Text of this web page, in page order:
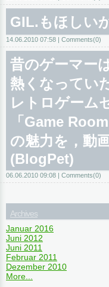
GIL.もほしい
14.06.2010 07:58 Comments(0)
昔のゲーマー
熱くなってい
レトロゲーム
「Game
の魅力を，動
(BlogPet)
06.06.2010 09:08 Comments(0)
Archives
Januar 2016
Juni 2012
Juni 2011
Februar 2011
Dezember 2010
More...